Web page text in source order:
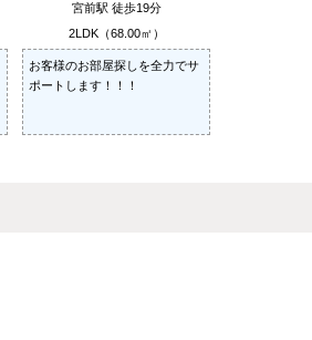
宮前駅 徒歩19分
2LDK（68.00㎡）
お客様のお部屋探しを全力でサ
ポートします！！！